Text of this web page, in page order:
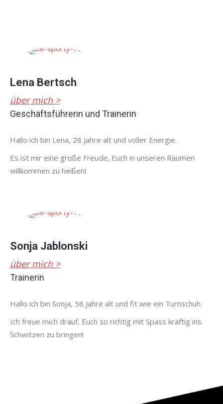
Lena Bertsch
über mich >
Geschäftsführerin und Trainerin
Hallo ich bin Lena, 28 Jahre alt und voller Energie.
Es ist mir eine große Freude, Euch in unseren Räumen
willkommen zu heißen!
Sonja Jablonski
über mich >
Trainerin
Hallo ich bin Sonja, 56 Jahre alt und fit wie ein Turnschuh.
Ich freue mich drauf, Euch so richtig mit Spass kräftig ins
Schwitzen zu bringen!